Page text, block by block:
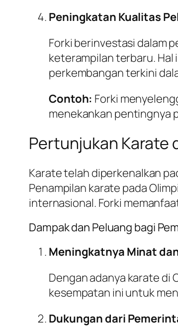
Peningkatan Kualitas
Forki berinvestasi dalam
keterampilan terbaru.
perkembangan terkini
Contoh: Forki
menekankan pentingnya
Pertunjukan Karate
Karate telah diperkenalkan
Penampilan karate pada
internasional. Forki
Dampak dan Peluang bagi
Meningkatnya Minat
Dengan adanya karate di
kesempatan ini untuk
Dukungan dari